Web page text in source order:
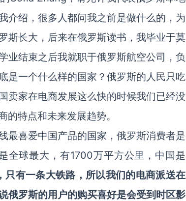
介绍，很多人都问我之前是做什么的，为
斯长大，后来在俄罗斯读书，我毕业于莫
业结束之后我就职于俄罗斯航空公司，负
是一个什么样的国家？俄罗斯的人民只吃
卖家在电商发展这么快的时候我们已经没
特点和未来发展趋势。
最喜爱中国产品的国家，俄罗斯消费者是
全球最大，有1700万平方公里，中国是
有一条大铁路，所以我们的电商派送在
俄罗斯的用户的购买喜好是会受到时区影